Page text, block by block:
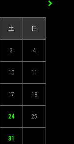
土 日
3 4
10 11
17 18
24 25
31